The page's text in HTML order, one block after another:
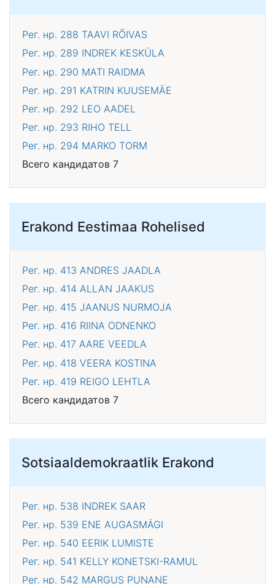
Рег. нр. 288 TAAVI RÕIVAS
Рег. нр. 289 INDREK KESKÜLA
Рег. нр. 290 MATI RAIDMA
Рег. нр. 291 KATRIN KUUSEMÄE
Рег. нр. 292 LEO AADEL
Рег. нр. 293 RIHO TELL
Рег. нр. 294 MARKO TORM
Всего кандидатов 7
Erakond Eestimaa Rohelised
Рег. нр. 413 ANDRES JAADLA
Рег. нр. 414 ALLAN JAAKUS
Рег. нр. 415 JAANUS NURMOJA
Рег. нр. 416 RIINA ODNENKO
Рег. нр. 417 AARE VEEDLA
Рег. нр. 418 VEERA KOSTINA
Рег. нр. 419 REIGO LEHTLA
Всего кандидатов 7
Sotsiaaldemokraatlik Erakond
Рег. нр. 538 INDREK SAAR
Рег. нр. 539 ENE AUGASMÄGI
Рег. нр. 540 EERIK LUMISTE
Рег. нр. 541 KELLY KONETSKI-RAMUL
Рег. нр. 542 MARGUS PUNANE